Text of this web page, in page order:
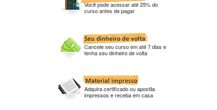
Você pode acessar até 25% do
curso antes de pagar
Cancele seu curso em até 7 dias e
tenha seu dinheiro de volta
Adquira certificado ou apostila
impressos e receba em casa